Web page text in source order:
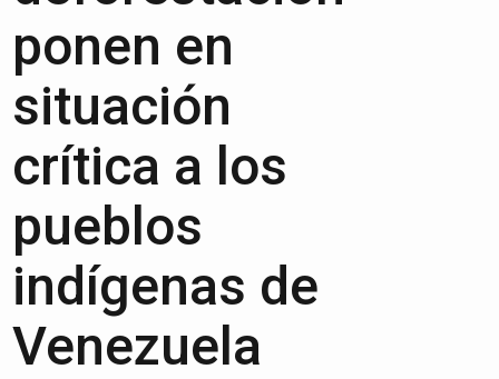
ponen en
situación
crítica a los
pueblos
indígenas de
Venezuela